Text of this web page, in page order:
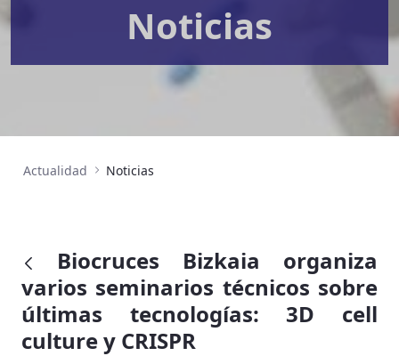
Noticias
Actualidad Noticias
Biocruces Bizkaia organiza
varios seminarios técnicos sobre
últimas tecnologías: 3D cell
culture y CRISPR